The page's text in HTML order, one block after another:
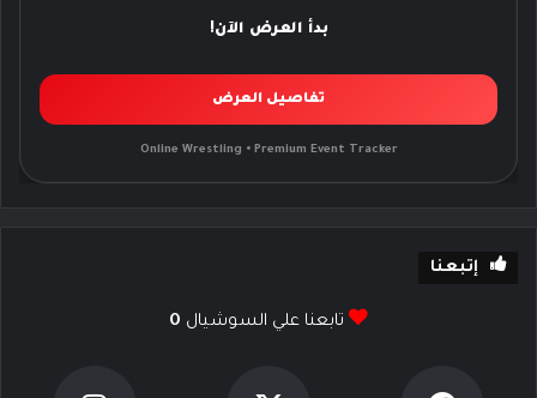
بدأ العرض الآن!
تفاصيل العرض
Online Wrestling • Premium Event Tracker
إتبعنا
تابعنا علي السوشيال 0